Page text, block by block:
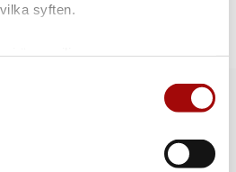
syften.
på upp till flera meter